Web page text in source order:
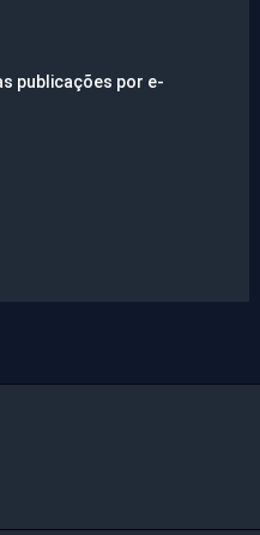
publicações por e-